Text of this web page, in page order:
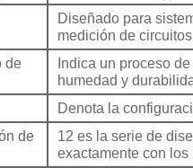
Diseñado para
medición de
de
Indica un proceso
humedad y
Denota la
de
12 es la serie de
exactamente con